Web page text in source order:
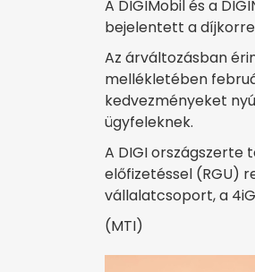
A DIGIMobil és a
bejelentett a
Az árváltozásban
mellékletében
kedvezményeket
ügyfeleknek.
A DIGI országszerte
előfizetéssel (RGU)
vállalatcsoport, a
(MTI)